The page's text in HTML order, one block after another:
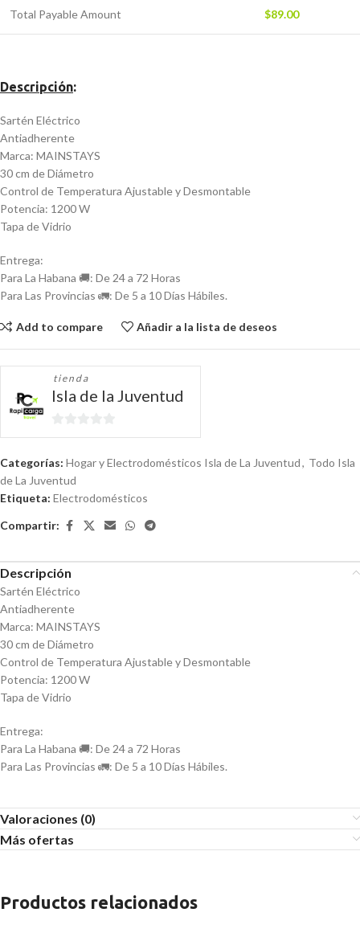
Total Payable Amount $89.00
Descripción:
Sartén Eléctrico
Antiadherente
Marca: MAINSTAYS
30 cm de Diámetro
Control de Temperatura Ajustable y Desmontable
Potencia: 1200 W
Tapa de Vidrio
Entrega:
Para La Habana 🚚: De 24 a 72 Horas
Para Las Provincias 🚛: De 5 a 10 Días Hábiles.
Add to compare Añadir a la lista de deseos
tienda
Isla de la Juventud
0
Categorías: Hogar y Electrodomésticos Isla de La Juventud, Todo Isla
de La Juventud
Etiqueta: Electrodomésticos
Compartir:
Descripción
Sartén Eléctrico
Antiadherente
Marca: MAINSTAYS
30 cm de Diámetro
Control de Temperatura Ajustable y Desmontable
Potencia: 1200 W
Tapa de Vidrio
Entrega:
Para La Habana 🚚: De 24 a 72 Horas
Para Las Provincias 🚛: De 5 a 10 Días Hábiles.
Valoraciones (0)
Más ofertas
Productos relacionados